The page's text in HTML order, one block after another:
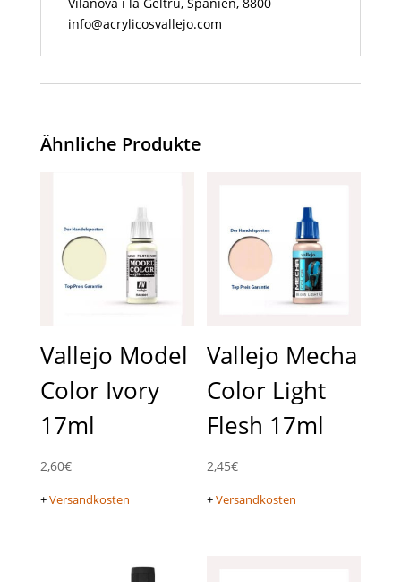
Vilanova i la Geltrú, Spanien, 8800
info@acrylicosvallejo.com
Ähnliche Produkte
Vallejo Model
Color Ivory
17ml
2,60€
+Versandkosten
Vallejo Mecha
Color Light
Flesh 17ml
2,45€
+Versandkosten